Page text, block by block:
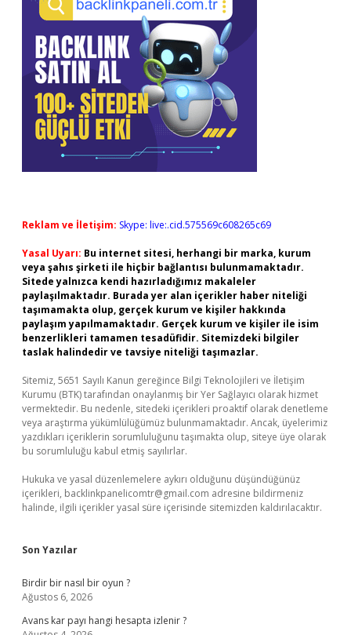
Reklam ve İletişim: Skype: live:.cid.575569c608265c69
Yasal Uyarı: Bu internet sitesi, herhangi bir marka, kurum
veya şahıs şirketi ile hiçbir bağlantısı bulunmamaktadır.
Sitede yalnızca kendi hazırladığımız makaleler
paylaşılmaktadır. Burada yer alan içerikler haber niteliği
taşımamakta olup, gerçek kurum ve kişiler hakkında
paylaşım yapılmamaktadır. Gerçek kurum ve kişiler ile isim
benzerlikleri tamamen tesadüfidir. Sitemizdeki bilgiler
taslak halindedir ve tavsiye niteliği taşımazlar.
Sitemiz, 5651 Sayılı Kanun gereğince Bilgi Teknolojileri ve İletişim
Kurumu (BTK) tarafından onaylanmış bir Yer Sağlayıcı olarak hizmet
vermektedir. Bu nedenle, sitedeki içerikleri proaktif olarak denetleme
veya araştırma yükümlülüğümüz bulunmamaktadır. Ancak, üyelerimiz
yazdıkları içeriklerin sorumluluğunu taşımakta olup, siteye üye olarak
bu sorumluluğu kabul etmiş sayılırlar.
Hukuka ve yasal düzenlemelere aykırı olduğunu düşündüğünüz
içerikleri, backlinkpanelicomtr@gmail.com adresine bildirmeniz
halinde, ilgili içerikler yasal süre içerisinde sitemizden kaldırılacaktır.
Son Yazılar
Birdir bir nasıl bir oyun ?
Ağustos 6, 2026
Avans kar payı hangi hesapta izlenir ?